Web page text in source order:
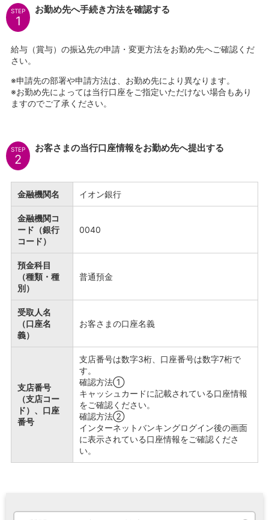
千葉県
東京都
神奈川県
新潟県
富山県
山梨県
長野県
静岡県
愛知県
三重県
京都府
大阪府
兵庫県
奈良県
和歌山県
中国／四国
岡山県
広島県
徳島県
香川県
愛媛県
高知県
宮崎県
鹿児島県
沖縄県
STEP
1
お勤め先へ手続き方法を確認する
給与（賞与）の振込先の申請・変更方法をお勤め先へご確認くだ
さい。
※申請先の部署や申請方法は、お勤め先により異なります。
※お勤め先によっては当行口座をご指定いただけない場合もあり
ますのでご了承ください。
STEP
2
お客さまの当行口座情報をお勤め先へ提出する
金融機関名 イオン銀行
金融機関コ
ード（銀行
コード）
0040
預金科目
（種類・種
別）
普通預金
受取人名
（口座名
義）
お客さまの口座名義
支店番号
（支店コー
ド）、口座
番号
支店番号は数字3桁、口座番号は数字7桁で
す。
確認方法①
キャッシュカードに記載されている口座情報
をご確認ください。
確認方法②
インターネットバンキングログイン後の画面
に表示されている口座情報をご確認くださ
い。